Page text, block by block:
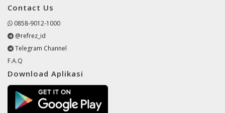
Contact Us
0858-9012-1000
@refrez_id
Telegram Channel
F.A.Q
Download Aplikasi